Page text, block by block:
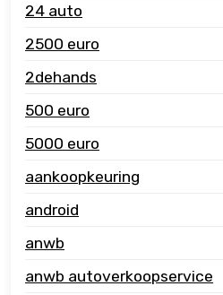
24 auto
2500 euro
2dehands
500 euro
5000 euro
aankoopkeuring
android
anwb
anwb autoverkoopservice